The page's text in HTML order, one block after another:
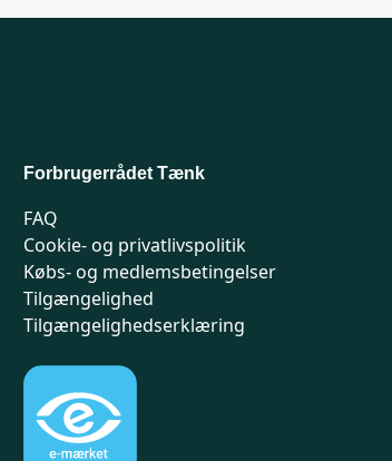
Forbrugerrådet Tænk
FAQ
Cookie- og privatlivspolitik
Købs- og medlemsbetingelser
Tilgængelighed
Tilgængelighedserklæring